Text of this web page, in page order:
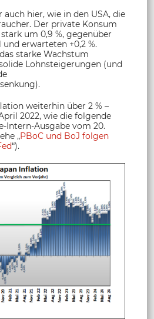
auch hier, wie in den USA, die
Der private Konsum
um 0,9 %, gegenüber
und erwarteten +0,2 %.
starke Wachstum
Lohnsteigerungen (und
weiterhin über 2 % –
2022, wie die folgende
Intern-Ausgabe vom 20.
„PBoC und BoJ folgen
“).